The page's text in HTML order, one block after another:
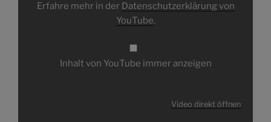
Erfahre mehr in der Datenschutzerklärung von
YouTube.
Inhalt von YouTube immer anzeigen
Video direkt öffnen